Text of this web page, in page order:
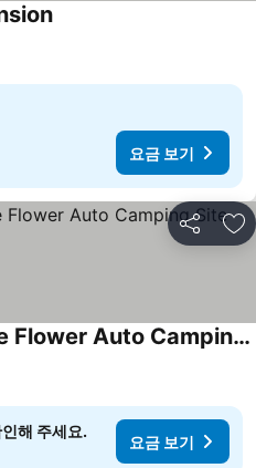
요금 보기
공유 즐
Songjeong Village Tree Flower Auto Camping Site
해 주세요.
요금 보기